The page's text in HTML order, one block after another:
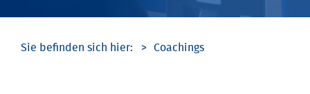
Coachings